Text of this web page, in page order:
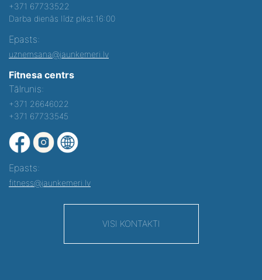
+371 67733522
Darba dienās līdz plkst.16:00
Epasts:
uznemsana@jaunkemeri.lv
Fitnesa centrs
Tālrunis:
+371 26646022
+371 67733545
Epasts:
fitness@jaunkemeri.lv
VISI KONTAKTI